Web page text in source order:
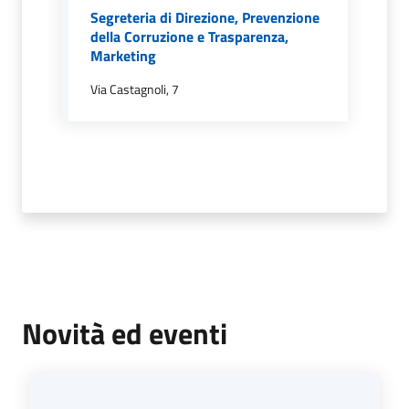
su
Segreteria di Direzione, Prevenzione
della Corruzione e Trasparenza,
Marketing
Via Castagnoli, 7
Novità ed eventi